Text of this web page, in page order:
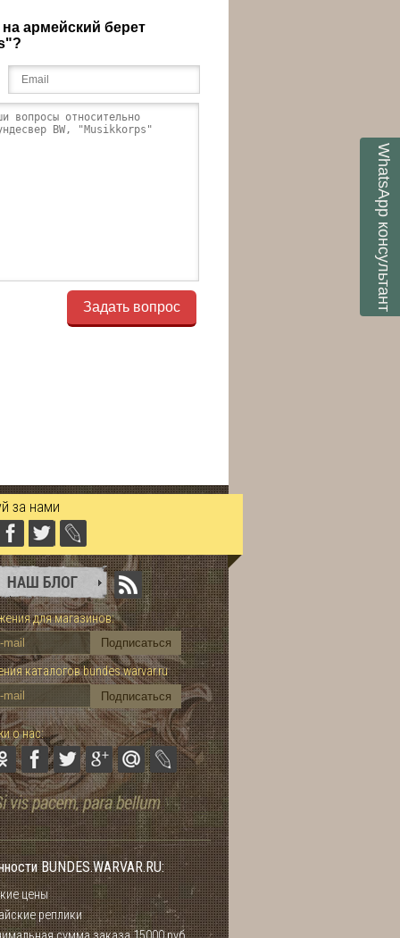
армейский берет
Задать вопрос
за нами
для магазинов:
каталогов bundes.warvar.ru
о нас:
BUNDES.WARVAR.RU:
цены
реплики
WhatsApp
консультант